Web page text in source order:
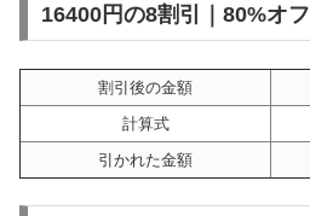
16400円の8割引｜80%オフ
割引後の金額
計算式
引かれた金額